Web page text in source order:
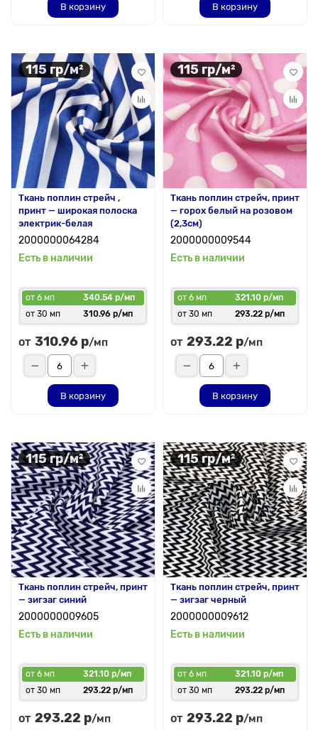
В корзину В корзину
115 гр/м²
Ткань поплин стрейч ,
принт — широкая полоска
электрик-белая
2000000064284
Есть в наличии
от 6 мп
340.54 р/мп
от 30 мп
310.96 р/мп
от 310.96 р/мп
В корзину
115 гр/м²
Ткань поплин стрейч, принт
— горох белый на розовом
(2,3см)
2000000009544
Есть в наличии
от 6 мп
321.10 р/мп
от 30 мп
293.22 р/мп
от 293.22 р/мп
В корзину
115 гр/м²
Ткань поплин стрейч, принт
— зигзаг синий
2000000009605
Есть в наличии
от 6 мп
321.10 р/мп
от 30 мп
293.22 р/мп
от 293.22 р/мп
115 гр/м²
Ткань поплин стрейч, принт
— зигзаг черный
2000000009612
Есть в наличии
от 6 мп
321.10 р/мп
от 30 мп
293.22 р/мп
от 293.22 р/мп